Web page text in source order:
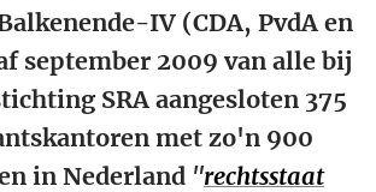
IV (CDA, PvdA en
september 2009 van alle bij
SRA aangesloten 375
met zo'n 900
in Nederland "rechtsstaat